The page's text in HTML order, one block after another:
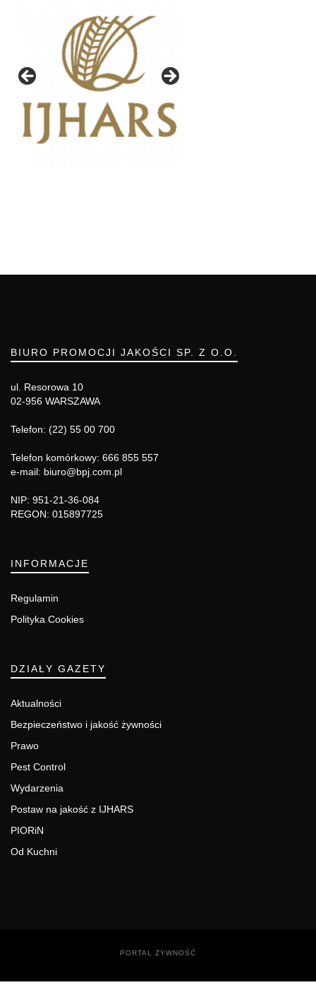
BIURO PROMOCJI JAKOŚCI SP. Z O.O.
ul. Resorowa 10
02-956 WARSZAWA
Telefon: (22) 55 00 700
Telefon komórkowy: 666 855 557
e-mail: biuro@bpj.com.pl
NIP: 951-21-36-084
REGON: 015897725
INFORMACJE
Regulamin
Polityka Cookies
DZIAŁY GAZETY
Aktualności
Bezpieczeństwo i jakość żywności
Prawo
Pest Control
Wydarzenia
Postaw na jakość z IJHARS
PIORiN
Od Kuchni
PORTAL ŻYWNOŚĆ